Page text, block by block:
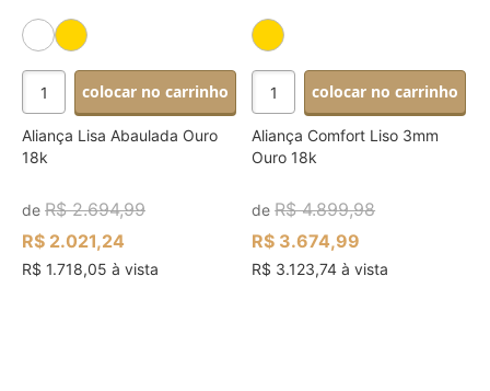
colocar no carrinho
Aliança Lisa Abaulada Ouro
18k
de R$ 2.694,99
R$ 2.021,24
R$ 1.718,05 à vista
colocar no carrinho
Aliança Comfort Liso 3mm
Ouro 18k
deR$ 4.899,98
R$ 3.674,99
R$ 3.123,74 à vista